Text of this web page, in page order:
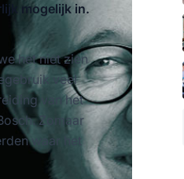
mogelijk in.
het niet zien
veel
van het
Zomaar
waar het